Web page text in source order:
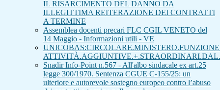
IL RISARCIMENTO DEL DANNO DA
ILLEGITTIMA REITERAZIONE DEI CONTRATTI
A TERMINE
Assemblea docenti precari FLC CGIL VENETO del
14 Maggio - Informazioni utili - VE
Snadir Info-Point n.567 - All'albo sindacale ex art.25
legge 300/1970. Sentenza CGUE C‑155/25: un
ulteriore e autorevole sostegno europeo contro l’abuso